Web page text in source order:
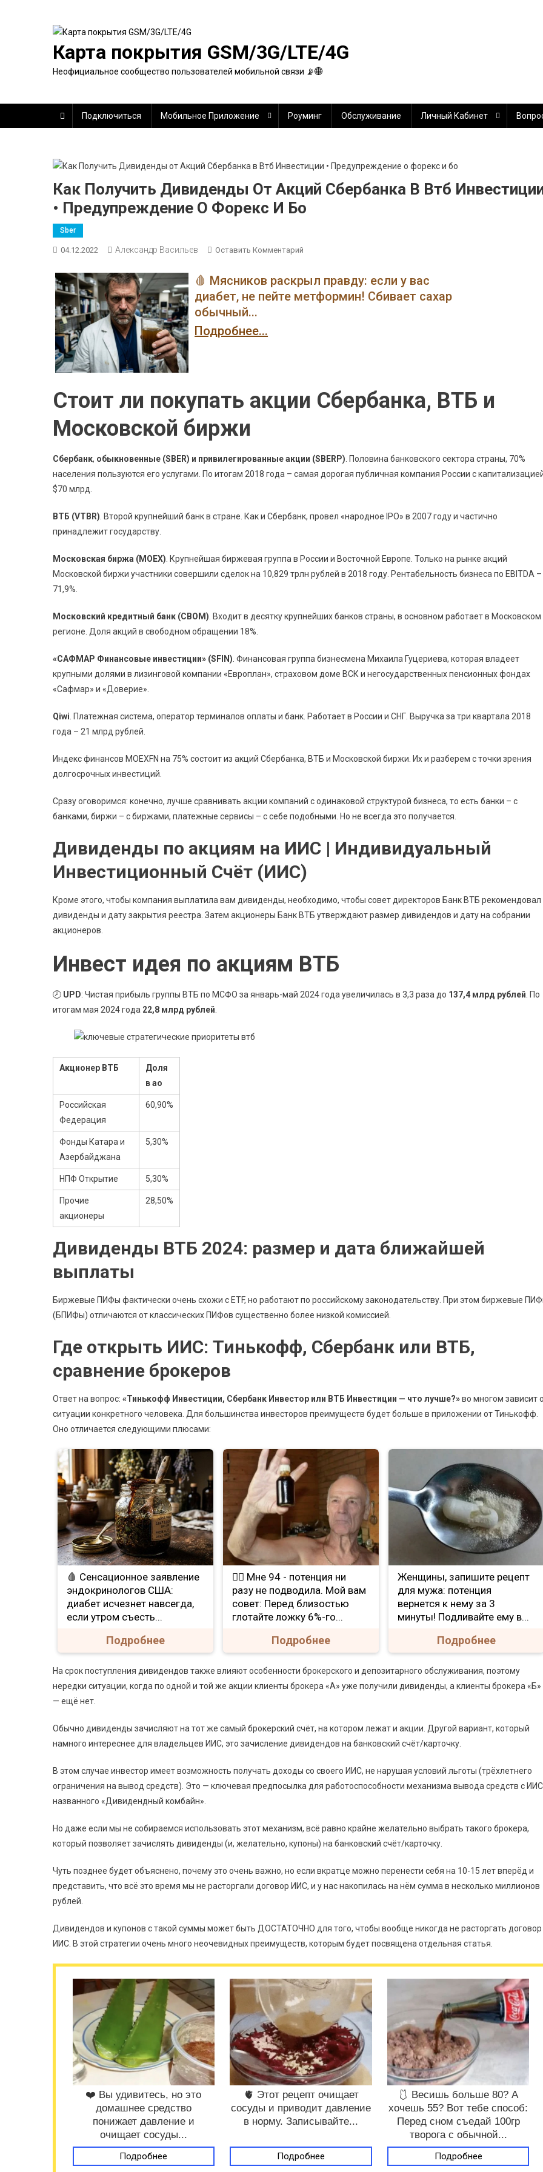
содержимому
Карта покрытия GSM/3G/LTE/4G
Неофициальное сообщество пользователей мобильной связи 📡🌐
Подключиться Мобильное Приложение Роуминг Обслуживание Личный Кабинет
Как Получить Дивиденды От Акций Сбербанка В Втб
• Предупреждение О Форекс И Бо
Sber
04.12.2022 Александр Васильев Оставить Комментарий
Получить
Дивиденды
Предупреждение
Бо
🩸 Мясников раскрыл правду: если у вас
диабет, не пейте метформин! Сбивает сахар
обычный...
Подробнее...
Стоит ли покупать акции Сбербанка, ВТБ и
Московской биржи
Сбербанк, обыкновенные (SBER) и привилегированные акции (SBERP) . Половина банковского сектора страны, 70%
населения пользуются его услугами. По итогам 2018 года – самая дорогая публичная компания России с
$70 млрд.
ВТБ (VTBR) . Второй крупнейший банк в стране. Как и Сбербанк, провел «народное IPO» в 2007 году и частично
принадлежит государству.
Московская биржа (MOEX) . Крупнейшая биржевая группа в России и Восточной Европе. Только на рынке акций
Московской биржи участники совершили сделок на 10,829 трлн рублей в 2018 году. Рентабельность бизнеса по EBITDA –
71,9%.
Московский кредитный банк (CBOM) . Входит в десятку крупнейших банков страны, в основном работает в Московском
регионе. Доля акций в свободном обращении 18%.
«САФМАР Финансовые инвестиции» (SFIN) . Финансовая группа бизнесмена Михаила Гуцериева, которая владеет
крупными долями в лизинговой компании «Европлан», страховом доме ВСК и негосударственных пенсионных фондах
«Сафмар» и «Доверие».
Qiwi . Платежная система, оператор терминалов оплаты и банк. Работает в России и СНГ. Выручка за три квартала 2018
года – 21 млрд рублей.
Индекс финансов MOEXFN на 75% состоит из акций Сбербанка, ВТБ и Московской биржи. Их и разберем с точки зрения
долгосрочных инвестиций.
Сразу оговоримся: конечно, лучше сравнивать акции компаний с одинаковой структурой бизнеса, то есть банки – с
банками, биржи – с биржами, платежные сервисы – с себе подобными. Но не всегда это получается.
Дивиденды по акциям на ИИС | Индивидуальный
Инвестиционный Счёт (ИИС)
Кроме этого, чтобы компания выплатила вам дивиденды, необходимо, чтобы совет директоров Банк ВТБ рекомендовал
дивиденды и дату закрытия реестра. Затем акционеры Банк ВТБ утверждают размер дивидендов и дату на собрании
акционеров.
Инвест идея по акциям ВТБ
🕗 UPD: Чистая прибыль группы ВТБ по МСФО за январь-май 2024 года увеличилась в 3,3 раза до 137,4 млрд рублей . По
итогам мая 2024 года 22,8 млрд рублей
Акционер ВТБ
Доля
в ао
Российская
Федерация
60,90%
Фонды Катара и
Азербайджана
5,30%
НПФ Открытие 5,30%
Прочие
акционеры
28,50%
Дивиденды ВТБ 2024: размер и дата ближайшей
выплаты
Биржевые ПИФы фактически очень схожи с ETF, но работают по российскому законодательству. При этом биржевые
(БПИФы) отличаются от классических ПИФов существенно более низкой комиссией.
Где открыть ИИС: Тинькофф, Сбербанк или ВТБ,
сравнение брокеров
Ответ на вопрос: «Тинькофф Инвестиции, Сбербанк Инвестор или ВТБ Инвестиции — что лучше?»во многом зависит
ситуации конкретного человека. Для большинства инвесторов преимуществ будет больше в приложении от Тинькофф.
Оно отличается следующими плюсами:
🩸 Сенсационное заявление
эндокринологов США:
диабет исчезнет навсегда,
если утром съесть...
Подробнее
❤️‍🔥 Мне 94 - потенция ни
разу не подводила. Мой вам
совет: Перед близостью
глотайте ложку 6%-го...
Подробнее
Женщины, запишите рецепт
для мужа: потенция
вернется к нему за 3
минуты! Подливайте ему в...
Подробнее
На срок поступления дивидендов также влияют особенности брокерского и депозитарного обслуживания, поэтому
нередки ситуации, когда по одной и той же акции клиенты брокера «А» уже получили дивиденды, а клиенты брокера «Б»
— ещё нет.
Обычно дивиденды зачисляют на тот же самый брокерский счёт, на котором лежат и акции. Другой вариант, который
намного интереснее для владельцев ИИС, это зачисление дивидендов на банковский счёт/карточку.
В этом случае инвестор имеет возможность получать доходы со своего ИИС, не нарушая условий льготы (трёхлетнего
ограничения на вывод средств). Это — ключевая предпосылка для работоспособности механизма вывода средств с
названного «Дивидендный комбайн».
Но даже если мы не собираемся использовать этот механизм, всё равно крайне желательно выбрать такого брокера,
который позволяет зачислять дивиденды (и, желательно, купоны) на банковский счёт/карточку.
Чуть позднее будет объяснено, почему это очень важно, но если вкратце можно перенести себя на 10-15 лет вперёд и
представить, что всё это время мы не расторгали договор ИИС, и у нас накопилась на нём сумма в несколько миллионов
рублей.
Дивидендов и купонов с такой суммы может быть ДОСТАТОЧНО для того, чтобы вообще никогда не расторгать договор
ИИС. В этой стратегии очень много неочевидных преимуществ, которым будет посвящена отдельная статья.
❤️ Вы удивитесь, но это
домашнее средство
понижает давление и
очищает сосуды...
Подробнее
🫀 Этот рецепт очищает
сосуды и приводит давление
в норму. Записывайте...
Подробнее
🩱 Весишь больше 80? А
хочешь 55? Вот тебе способ:
Перед сном съедай 100гр
творога с обычной...
Подробнее